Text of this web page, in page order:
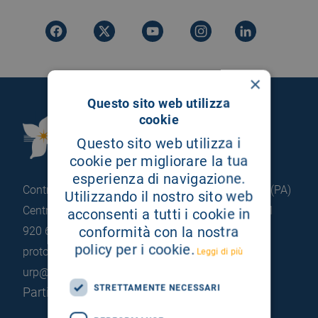
Fondazione Istituto
G.Giglio di Cefalù
Contrada Pietrapollastra - Pisciotto 90015 Cefalù (PA)
Centralino: +39 0921 920 111 Portineria: +39 0921
920 663
protocollo@pec.hsrgiglio.it info@hsrgiglio.it
urp@hsrgiglio.it
Partita IVA: 05205490823
×
Questo sito web utilizza
cookie
Questo sito web utilizza i
cookie per migliorare la tua
esperienza di navigazione.
Utilizzando il nostro sito web
acconsenti a tutti i cookie in
conformità con la nostra
policy per i cookie. Leggi di più
STRETTAMENTE NECESSARI